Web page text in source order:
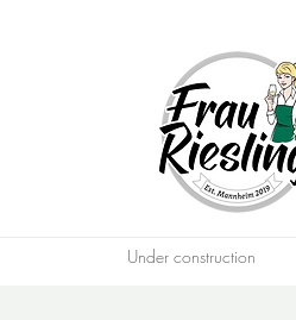
Under construction